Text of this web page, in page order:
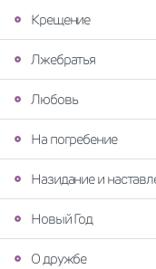
Крещение
Лжебратья
Любовь
На погребение
Назидание и
Новый Год
О дружбе